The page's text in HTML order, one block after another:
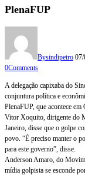
PlenaFUP
Bysindipetro
0Comments
A delegação capixaba do
conjuntura política e
PlenaFUP, que acontece em
Vitor Xoquito, dirigente do
Janeiro, disse que o golpe
povo. “É preciso manter o
para este governo”, disse.
Anderson Amaro, do
mídia golpista se esconde